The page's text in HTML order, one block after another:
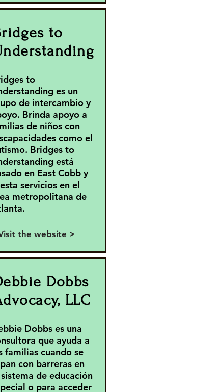
to
to
es un
de intercambio y
Brinda apoyo a
de niños con
como el
Bridges to
está
en East Cobb y
servicios en el
metropolitana de
the website >
Dobbs
LLC
Dobbs es una
que ayuda a
familias cuando se
con barreras en
de educación
o para acceder